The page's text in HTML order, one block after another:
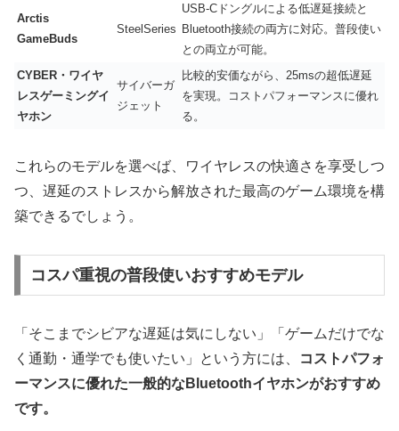
Arctis
GameBuds
SteelSeries
USB-Cドングルによる低遅延接続と
Bluetooth接続の両方に対応。普段使い
との両立が可能。
CYBER・ワイヤ
レスゲーミングイ
ヤホン
サイバーガ
ジェット
比較的安価ながら、25msの超低遅延
を実現。コストパフォーマンスに優れ
る。
これらのモデルを選べば、ワイヤレスの快適さを享受しつ
つ、遅延のストレスから解放された最高のゲーム環境を構
築できるでしょう。
コスパ重視の普段使いおすすめモデル
「そこまでシビアな遅延は気にしない」「ゲームだけでな
く通勤・通学でも使いたい」という方には、
コストパフォ
ーマンスに優れた一般的なBluetoothイヤホンがおすすめ
です。